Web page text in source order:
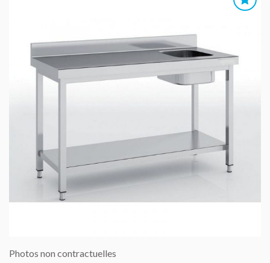
Photos non contractuelles